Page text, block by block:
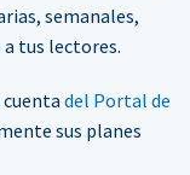
semanales,
tus lectores.
del Portal de
sus planes